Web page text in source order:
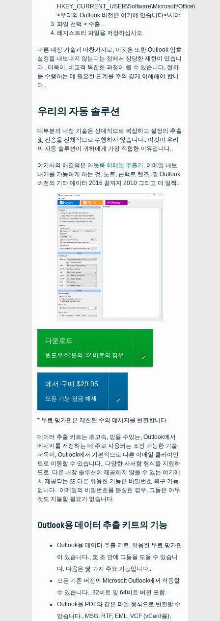
HKEY_CURRENT_USER\Software\Microsoft\Office\
<우리의 Outlook 버전은 여기에 있습니다>\시야
파일 선택 > 수출…
레지스트리 파일을 저장하십시오.
다른 내장 기술과 마찬가지로, 이것은 또한 Outlook 암호
설정을 내보내지 않는다는 점에서 상당한 제한이 있습니
다.. 더욱이, 비교적 복잡한 과정이 될 수 있습니다, 절차
를 수행하는 데 필요한 단계를 주의 깊게 이해해야 합니
다..
우리의 자동 솔루션
대부분의 내장 기술은 상대적으로 복잡하고 설정의 추출
및 전송을 전체적으로 수행하지 않습니다.. 이것이 우리
의 자동 솔루션이 귀하에게 가장 적합한 이유입니다..
여기서의 해결책은 아웃룩 이메일 추출기 , 이메일 내보
내기를 가능하게 하는 것, 노트, 콘택트 렌즈, 및 Outlook
버전의 기타 데이터 2016 끝까지 2010 그리고 더 일찍.
다운로드
윈도우 64분의 32 비트의 경우
에서 구매 $29.95
모든 기능 잠금 해제
* 무료 평가판은 제한된 수의 메시지를 변환합니다.
데이터 추출 키트는 초고속, 믿을 수있는, Outlook에서
메시지를 저장하는 데 주로 사용되는 조정 가능한 기술.
더욱이, Outlook에서 기본적으로 다른 이메일 클라이언
트로 이동할 수 있습니다., 다양한 사서함 형식을 지원하
므로. 다른 내장 솔루션이 제공하지 않을 수 있는 여기에
서 제공되는 또 다른 유용한 기능은 비밀번호 복구 기능
입니다.. 이메일의 비밀번호를 분실한 경우, 그들은 아무
것도 지불할 필요가 없습니다.
Outlook용 데이터 추출 키트의 기능
Outlook용 데이터 추출 키트, 유용한 무료 평가판
이 있습니다., 몇 초 안에 그들을 도울 수 있습니
다. 다음은 몇 가지 주요 기능입니다..
모든 기존 버전의 Microsoft Outlook에서 작동할
수 있습니다., 32비트 및 64비트 버전 포함.
Outlook을 PDF와 같은 파일 형식으로 변환할 수
있습니다., MSG, RTF, EML, VCF (vCard를),